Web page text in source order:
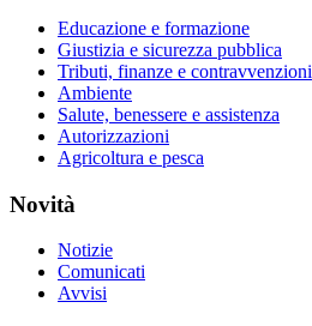
Educazione e formazione
Giustizia e sicurezza pubblica
Tributi, finanze e contravvenzioni
Ambiente
Salute, benessere e assistenza
Autorizzazioni
Agricoltura e pesca
Novità
Notizie
Comunicati
Avvisi